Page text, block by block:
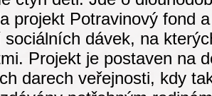
projekt Potravinový fond
dávek, na
Projekt je postaven na
darech veřejnosti, kdy